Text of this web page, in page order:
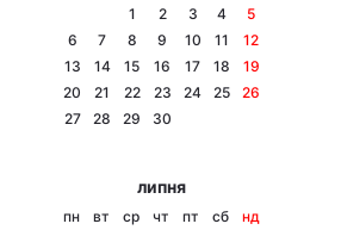
Цікавинки
Екологія
1
2 3 4
5
6
7 8 9 10 11
12
13
14 15 16 17 18
19
20
21 22 23 24 25
26
27
28 29 30
липня
пн вт ср чт пт сб
нд